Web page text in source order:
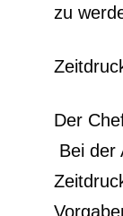
zu
Der
Bei der